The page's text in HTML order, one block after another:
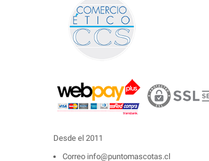
Desde el 2011
Correo info@puntomascotas.cl